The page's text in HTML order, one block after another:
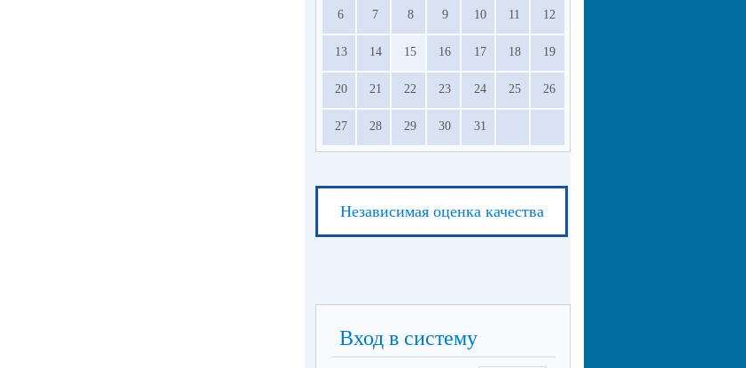
6 7 8 9 10 11 12
13 14 15 16 17 18 19
20 21 22 23 24 25 26
27 28 29 30 31
Независимая оценка качества
Вход в систему